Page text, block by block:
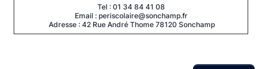
Tel : 01 34 84 41 08
Email : periscolaire@sonchamp.fr
Adresse : 42 Rue André Thome 78120 Sonchamp